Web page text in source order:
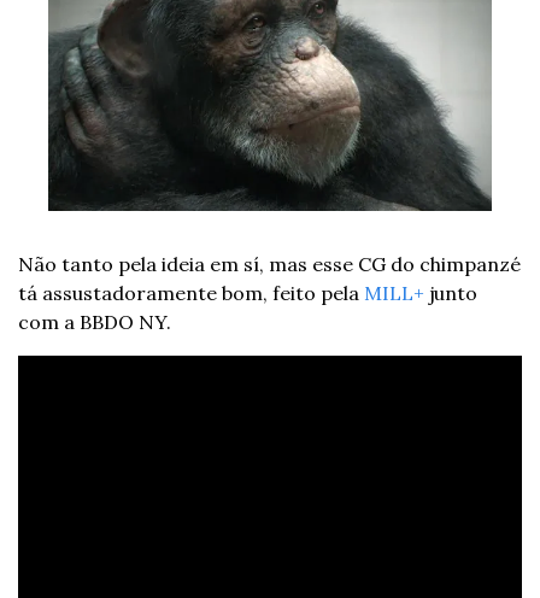
Não tanto pela ideia em sí, mas esse CG do chimpanzé
tá assustadoramente bom, feito pela MILL+ junto
com a BBDO NY.